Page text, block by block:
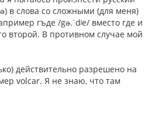
в слова со сложными (для меня)
гъде /gə.ˈdʲe/ вместо где и
второй. В противном случае мой
действительно разрешено на
volcar. Я не знаю, что там